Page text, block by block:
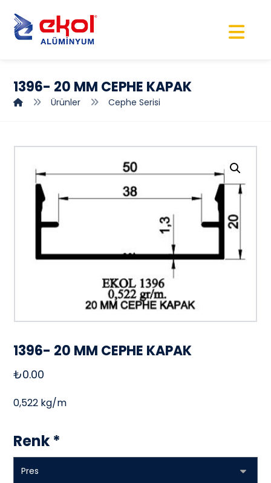
1396- 20 MM CEPHE KAPAK
Ürünler Cephe Serisi
1396- 20 MM CEPHE KAPAK
₺0.00
0,522 kg/m
Renk *